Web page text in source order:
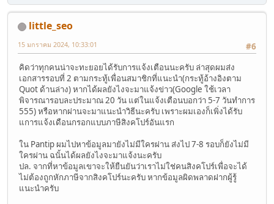
little_seo
#6
15 มกราคม 2024, 10:33:01
คิดว่าทุกคนน่าจะทะยอยได้รับการแจ้งเตือนนะครับ ล่าสุดผมส่ง
เอกสารรอบที่ 2 ตามกระทู้เพื่อนสมาชิกที่แนะนำ(กระทู้อ้างอิงตาม
Quot ด้านล่าง) หากได้ผลยังไงจะมาแจ้งข่าว(Google ใช้เวลา
พิจารณารอบละประมาณ 20 วัน แต่ในแจ้งเตือนบอกว่า 5-7 วันทำการ
555) หรือหากผ่านจะมาแนะนำวิธีนะครับ เพราะผมเองก็เพิ่งได้รับ
แการแจ้งเดือนกรอกแบบภาษีสิงคโปร์อันแรก
ใน Pantip ผมไปหาข้อมูลมายังไม่มีใครผ่าน ส่งไป 7-8 รอบก็ยังไม่มี
ใครผ่าน ฉนั้นได้ผลยังไงจะมาแจ้งนะครับ
ปล. จากที่หาข้อมูลเขาจะให้ยืนยันว่าเราไม่ใช่คนสิงคโปร์เพื่อจะได้
ไม่ต้องถูกหักภาษีจากสิงคโปร์นะครับ หากข้อมูลผิดพลาดฝากผู้รู้
แนะนำครับ